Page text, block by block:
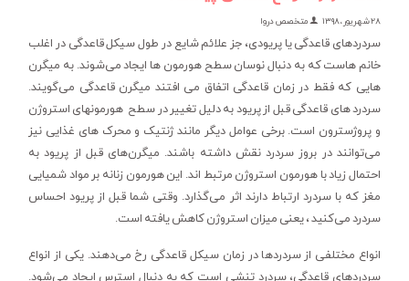
۲۸ شهریور، ۱۳۹۸ متخصص دروا
سردردهای قاعدگی یا پریودی، جز علائم شایع در طول سیکل قاعدگی در اغلب
خانم هاست که به دنبال نوسان سطح هورمون ها ایجاد می‌شوند. به میگرن
هایی که فقط در زمان قاعدگی اتفاق می افتند میگرن قاعدگی می‌‌گویند.
سردرد های قاعدگی قبل از پریود به دلیل تغییر در سطح هورمونهای استروژن
و پروژسترون است. برخی عوامل دیگر مانند ژنتیک و محرک های غذایی نیز
می‌توانند در بروز سردرد نقش داشته باشند. میگرن‌های قبل از پریود به
احتمال زیاد با هورمون استروژن مرتبط اند. این هورمون زنانه بر مواد شمیایی
مغز که با سردرد ارتباط دارند اثر می‌گذارد. وقتی شما قبل از پریود احساس
سردرد می‌کنید ، یعنی میزان استروژن کاهش یافته است.
انواع مختلفی از سردردها در زمان سیکل قاعدگی رخ می‌دهند. یکی از انواع
سردردهای قاعدگی، سردرد تنشی است که به دنبال استرس ایجاد می‌شود.